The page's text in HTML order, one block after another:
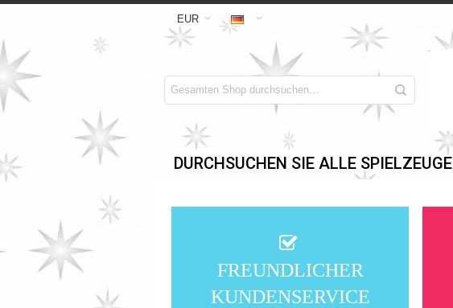
EUR
DURCHSUCHEN SIE ALLE SPIELZEUGE
FREUNDLICHER
KUNDENSERVICE